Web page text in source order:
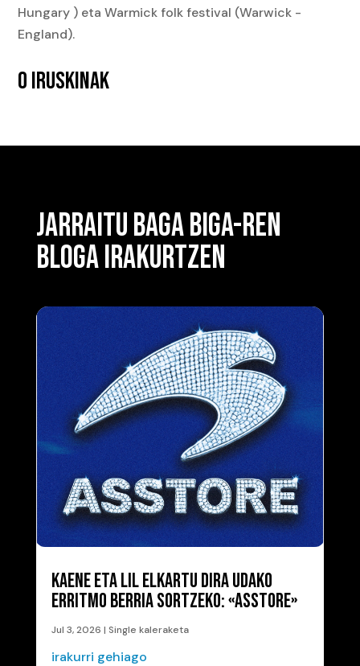
Hungary ) eta Warmick folk festival (Warwick -
England).
0 IRUSKINAK
JARRAITU BAGA BIGA-REN
BLOGA IRAKURTZEN
KAENE ETA LIL ELKARTU DIRA UDAKO
ERRITMO BERRIA SORTZEKO: «ASSTORE»
Jul 3, 2026 | Single kaleraketa
irakurri gehiago